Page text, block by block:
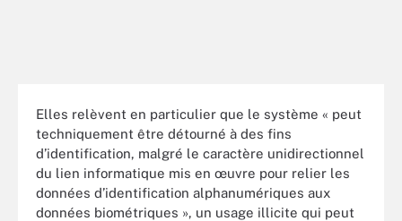
Elles relèvent en particulier que le système « peut
techniquement être détourné à des fins
d’identification, malgré le caractère unidirectionnel
du lien informatique mis en œuvre pour relier les
données d’identification alphanumériques aux
données biométriques », un usage illicite qui peut